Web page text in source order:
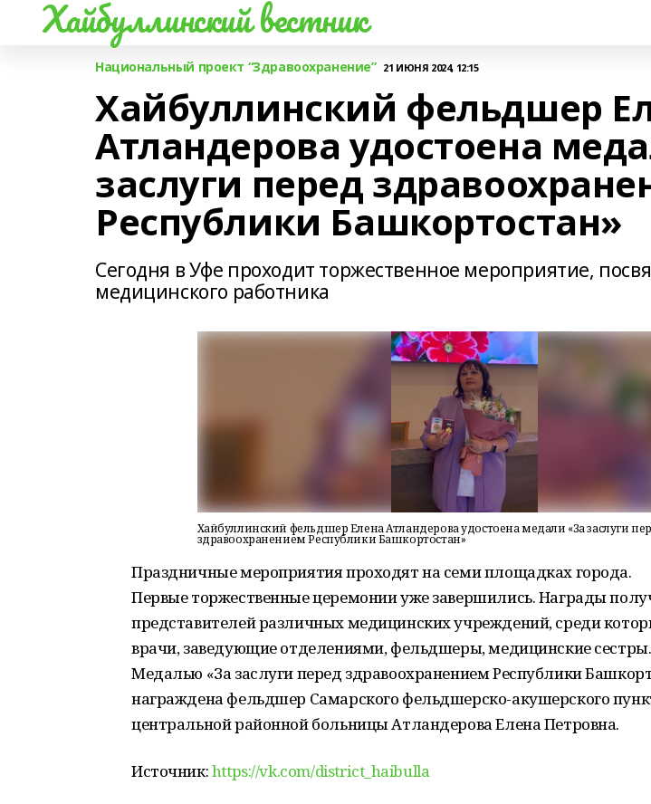
Хайбуллинский вестник
Национальный проект “Здравоохранение” 21 ИЮНЯ 2024, 12:15
Хайбуллинский фельдшер
Атландерова удостоена
заслуги перед
Республики Башкортостан»
Сегодня в Уфе проходит торжественное мероприятие,
медицинского работника
Хайбуллинский фельдшер Елена Атландерова удостоена медали «За заслуги
здравоохранением Республики Башкортостан»
Праздничные мероприятия проходят на семи площадках города.
Первые торжественные церемонии уже завершились. Награды
представителей различных медицинских учреждений, среди
врачи, заведующие отделениями, фельдшеры, медицинские сестры.
Медалью «За заслуги перед здравоохранением Республики
награждена фельдшер Самарского фельдшерско-акушерского
центральной районной больницы Атландерова Елена Петровна.
Источник:https://vk.com/district_haibulla